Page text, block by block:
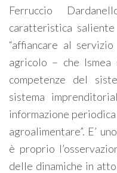
Ferruccio
caratteristica
“affiancare al
agricolo – che
competenze del
sistema
informazione
agroalimentare”. E’
è proprio
delle dinamiche in